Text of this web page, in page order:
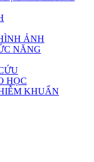
ẢNH
NĂNG
HỌC
KHUẨN